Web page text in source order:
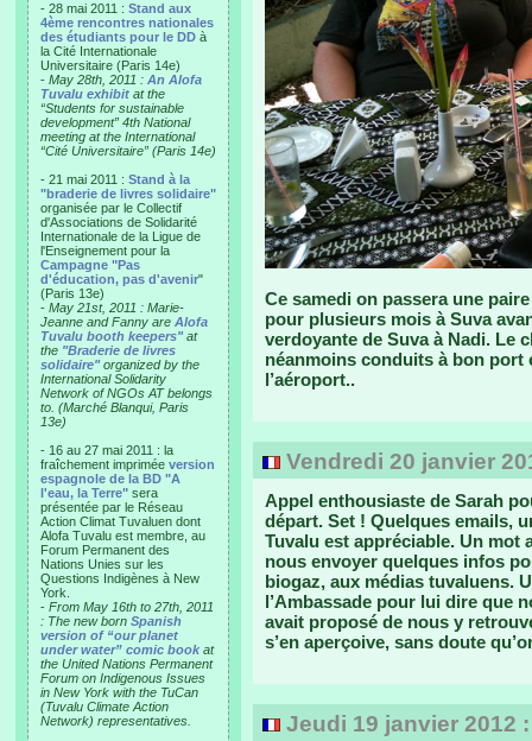
- 28 mai 2011 : Stand aux
4ème rencontres nationales
des étudiants pour le DD à
la Cité Internationale
Universitaire (Paris 14e)
- May 28th, 2011 : An Alofa
Tuvalu exhibit at the
“Students for sustainable
development” 4th National
meeting at the International
“Cité Universitaire” (Paris 14e)
- 21 mai 2011 : Stand à la
"braderie de livres solidaire"
organisée par le Collectif
d'Associations de Solidarité
Internationale de la Ligue de
l'Enseignement pour la
Campagne "Pas
d'éducation, pas d'avenir"
(Paris 13e)
- May 21st, 2011 : Marie-
Jeanne and Fanny are Alofa
Tuvalu booth keepers"at
the "Braderie de livres
solidaire"organized by the
International Solidarity
Network of NGOs AT belongs
to. (Marché Blanqui, Paris
13e)
- 16 au 27 mai 2011 : la
fraîchement imprimée version
espagnole de la BD "A
l'eau, la Terre" sera
présentée par le Réseau
Action Climat Tuvaluen dont
Alofa Tuvalu est membre, au
Forum Permanent des
Nations Unies sur les
Questions Indigènes à New
York.
- From May 16th to 27th, 2011
: The new born Spanish
version of “our planet
under water” comic book at
the United Nations Permanent
Forum on Indigenous Issues
in New York with the TuCan
(Tuvalu Climate Action
Network) representatives.
Ce samedi on passera une
pour plusieurs mois à Suva
verdoyante de Suva à Nadi. Le
néanmoins conduits à bon port
l’aéroport..
Vendredi 20 janvier
Appel enthousiaste de Sarah
départ. Set ! Quelques emails,
Tuvalu est appréciable. Un mot
nous envoyer quelques infos
biogaz, aux médias tuvaluens.
l’Ambassade pour lui dire que
avait proposé de nous y
s’en aperçoive, sans doute
Jeudi 19 janvier 2012